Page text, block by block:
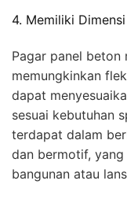
4. Memiliki
Pagar panel beton
memungkinkan
dapat
sesuai kebutuhan
terdapat dalam
dan bermotif,
bangunan atau